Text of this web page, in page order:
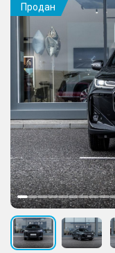
Продан